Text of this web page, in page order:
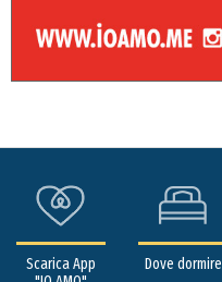
Scarica App
Dove dormire